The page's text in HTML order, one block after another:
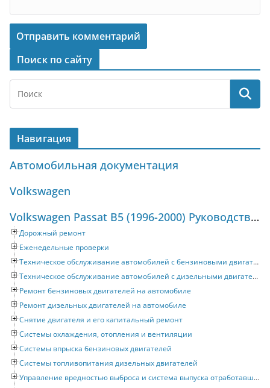
Поиск по сайту
Навигация
Автомобильная документация
Volkswagen
Volkswagen Passat B5 (1996-2000) Руководство по ремонту и техническому обслуживанию
Дорожный ремонт
Еженедельные проверки
Техническое обслуживание автомобилей с бензиновыми двигателями
Техническое обслуживание автомобилей с дизельными двигателями
Ремонт бензиновых двигателей на автомобиле
Ремонт дизельных двигателей на автомобиле
Снятие двигателя и его капитальный ремонт
Системы охлаждения, отопления и вентиляции
Системы впрыска бензиновых двигателей
Системы топливопитания дизельных двигателей
Управление вредностью выброса и система выпуска отработавших газов